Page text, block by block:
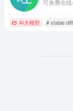
AI大模型 # stable